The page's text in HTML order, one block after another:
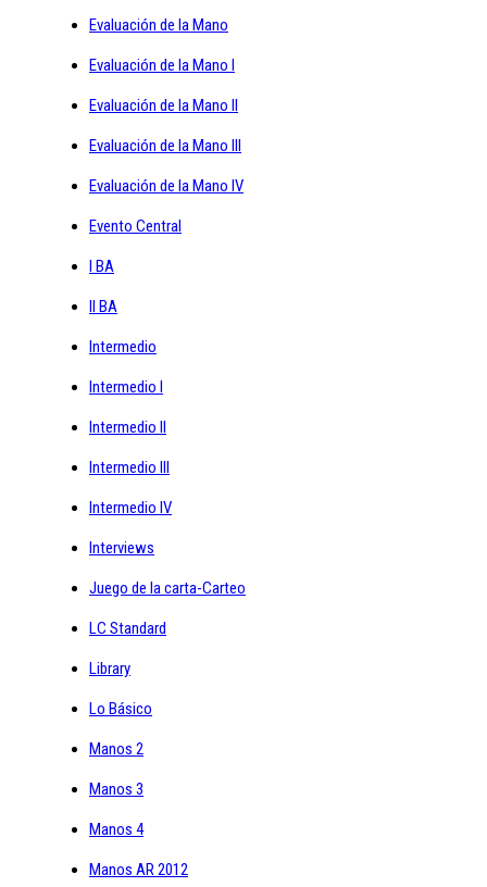
Evaluación de la Mano
Evaluación de la Mano I
Evaluación de la Mano II
Evaluación de la Mano III
Evaluación de la Mano IV
Evento Central
I BA
II BA
Intermedio
Intermedio I
Intermedio II
Intermedio III
Intermedio IV
Interviews
Juego de la carta-Carteo
LC Standard
Library
Lo Básico
Manos 2
Manos 3
Manos 4
Manos AR 2012